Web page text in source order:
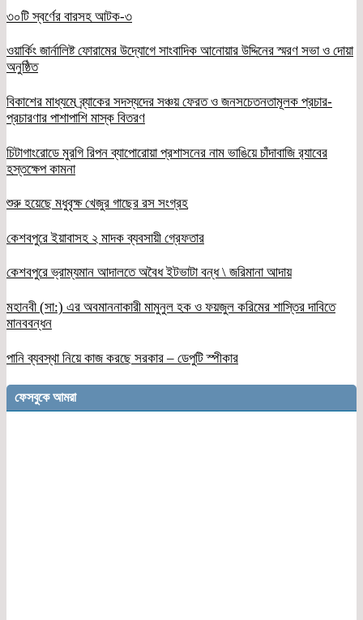
৩০টি স্বর্ণের বারসহ আটক-৩
ওয়ার্কিং জার্নালিষ্ট ফোরামের উদ্যোগে সাংবাদিক আনোয়ার উদ্দিনের স্মরণ সভা ও দোয়া
অনুষ্ঠিত
বিকাশের মাধ্যমে ব্র্যাকের সদস্যদের সঞ্চয় ফেরত ও জনসচেতনতামূলক প্রচার-
প্রচারণার পাশাপাশি মাস্ক বিতরণ
চিটাগাংরোডে মুরগি রিপন ব্যাপোরোয়া প্রশাসনের নাম ভাঙিয়ে চাঁদাবাজি র‌্যাবের
হস্তক্ষেপ কামনা
শুরু হয়েছে মধুবৃক্ষ খেজুর গাছের রস সংগ্রহ
কেশবপুরে ইয়াবাসহ ২ মাদক ব্যবসায়ী গ্রেফতার
কেশবপুরে ভ্রাম্যমান আদালতে অবৈধ ইটভাটা বন্ধ \ জরিমানা আদায়
মহানবী (সা:) এর অবমাননাকারী মামুনুল হক ও ফয়জুল করিমের শাস্তির দাবিতে
মানববন্ধন
পানি ব্যবস্থা নিয়ে কাজ করছে সরকার – ডেপুটি স্পীকার
ফেসবুকে আমরা